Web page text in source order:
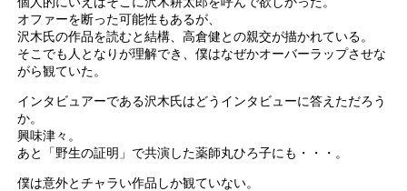
オファーを断った可能性もあるが、
沢木氏の作品を読むと結構、高倉健との親交が描かれている。
そこでも人となりが理解でき、僕はなぜかオーバーラップさせな
がら観ていた。
インタビュアーである沢木氏はどうインタビューに答えただろう
か。
興味津々。
あと「野生の証明」で共演した薬師丸ひろ子にも・・・。
僕は意外とチャラい作品しか観ていない。